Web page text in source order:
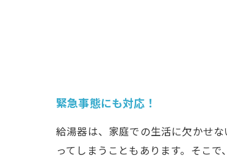
緊急事態にも対応！
給湯器は、家庭での生活に欠かせ
ってしまうこともあります。そこ